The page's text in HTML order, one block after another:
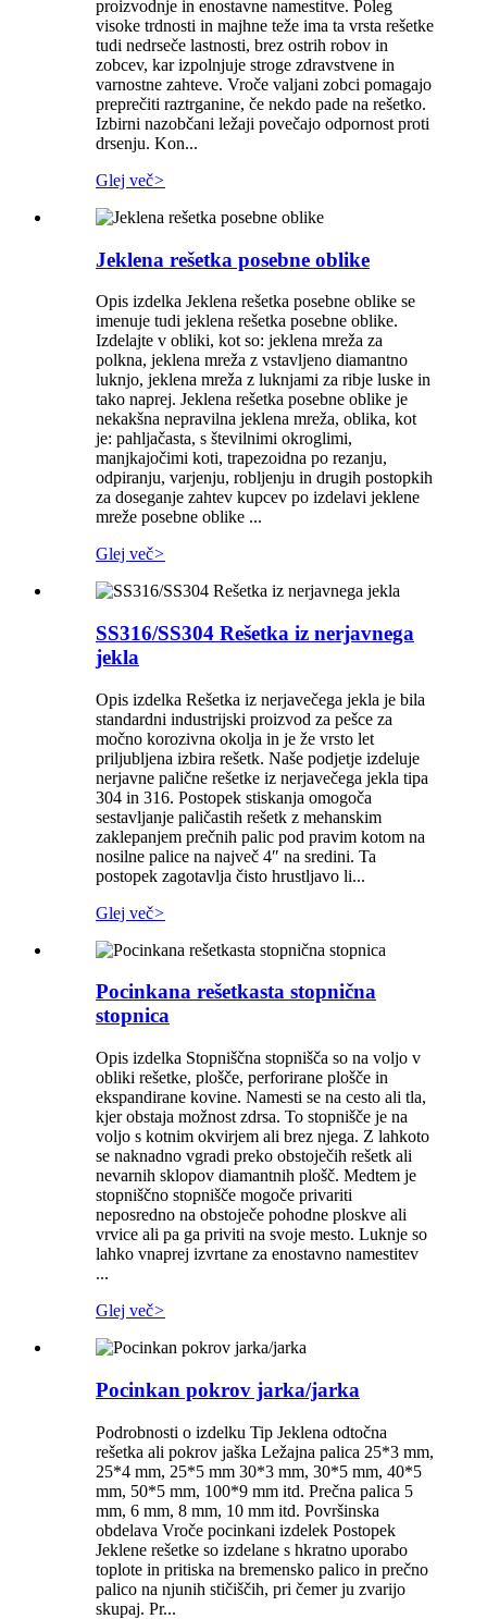
proizvodnje in enostavne namestitve. Poleg
visoke trdnosti in majhne teže ima ta vrsta rešetke
tudi nedrseče lastnosti, brez ostrih robov in
zobcev, kar izpolnjuje stroge zdravstvene in
varnostne zahteve. Vroče valjani zobci pomagajo
preprečiti raztrganine, če nekdo pade na rešetko.
Izbirni nazobčani ležaji povečajo odpornost proti
drsenju. Kon...
Glej več>
Jeklena rešetka posebne oblike
Opis izdelka Jeklena rešetka posebne oblike se
imenuje tudi jeklena rešetka posebne oblike.
Izdelajte v obliki, kot so: jeklena mreža za
polkna, jeklena mreža z vstavljeno diamantno
luknjo, jeklena mreža z luknjami za ribje luske in
tako naprej. Jeklena rešetka posebne oblike je
nekakšna nepravilna jeklena mreža, oblika, kot
je: pahljačasta, s številnimi okroglimi,
manjkajočimi koti, trapezoidna po rezanju,
odpiranju, varjenju, robljenju in drugih postopkih
za doseganje zahtev kupcev po izdelavi jeklene
mreže posebne oblike ...
Glej več>
SS316/SS304 Rešetka iz nerjavnega
jekla
Opis izdelka Rešetka iz nerjavečega jekla je bila
standardni industrijski proizvod za pešce za
močno korozivna okolja in je že vrsto let
priljubljena izbira rešetk. Naše podjetje izdeluje
nerjavne palične rešetke iz nerjavečega jekla tipa
304 in 316. Postopek stiskanja omogoča
sestavljanje paličastih rešetk z mehanskim
zaklepanjem prečnih palic pod pravim kotom na
nosilne palice na največ 4″ na sredini. Ta
postopek zagotavlja čisto hrustljavo li...
Glej več>
Pocinkana rešetkasta stopnična
stopnica
Opis izdelka Stopniščna stopnišča so na voljo v
obliki rešetke, plošče, perforirane plošče in
ekspandirane kovine. Namesti se na cesto ali tla,
kjer obstaja možnost zdrsa. To stopnišče je na
voljo s kotnim okvirjem ali brez njega. Z lahkoto
se naknadno vgradi preko obstoječih rešetk ali
nevarnih sklopov diamantnih plošč. Medtem je
stopniščno stopnišče mogoče privariti
neposredno na obstoječe pohodne ploskve ali
vrvice ali pa ga priviti na svoje mesto. Luknje so
lahko vnaprej izvrtane za enostavno namestitev
...
Glej več>
Pocinkan pokrov jarka/jarka
Podrobnosti o izdelku Tip Jeklena odtočna
rešetka ali pokrov jaška Ležajna palica 25*3 mm,
25*4 mm, 25*5 mm 30*3 mm, 30*5 mm, 40*5
mm, 50*5 mm, 100*9 mm itd. Prečna palica 5
mm, 6 mm, 8 mm, 10 mm itd. Površinska
obdelava Vroče pocinkani izdelek Postopek
Jeklene rešetke so izdelane s hkratno uporabo
toplote in pritiska na bremensko palico in prečno
palico na njunih stičiščih, pri čemer ju zvarijo
skupaj. Pr...